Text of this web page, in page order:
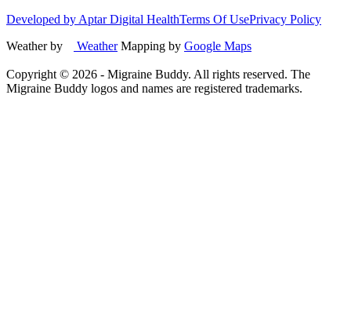
Developed by Aptar Digital HealthTerms Of UsePrivacy Policy
Weather by
WeatherMapping by Google Maps
Copyright © 2026 - Migraine Buddy. All rights reserved. The
Migraine Buddy logos and names are registered trademarks.